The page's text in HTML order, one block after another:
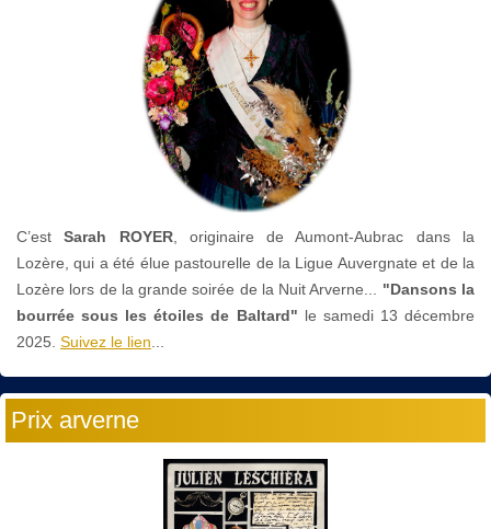
C’estSarah ROYER, originaire de Aumont-Aubrac dans la
Lozère, qui a été élue pastourelle de la Ligue Auvergnate et de la
Lozère lors de la grande soirée de la Nuit Arverne... "Dansons la
bourrée sous les étoiles de Baltard" le samedi 13 décembre
2025. Suivez le lien...
Prix arverne